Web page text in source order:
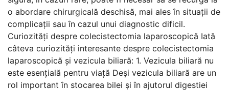
o abordare chirurgicală deschisă, mai ales în situații de
complicații sau în cazul unui diagnostic dificil.
Curiozități despre colecistectomia laparoscopică Iată
câteva curiozități interesante despre colecistectomia
laparoscopică și vezicula biliară: 1. Vezicula biliară nu
este esențială pentru viață Deși vezicula biliară are un
rol important în stocarea bilei și în ajutorul digestiei